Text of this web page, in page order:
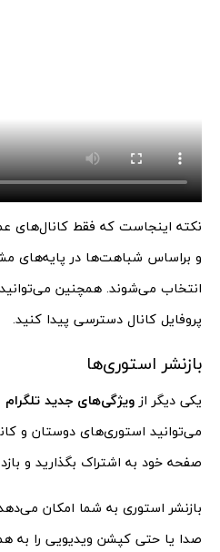
نکته اینجاست که فقط کانال‌های
و براساس شباهت‌ها در پایه‌های
انتخاب می‌شوند. همچنین
پروفایل کانال دسترسی پیدا کنید.
بازنشر استوری‌ها
یکی دیگر از ویژگی‌های جدید تلگرام
می‌توانید استوری‌های دوستان و
صفحه خود به اشتراک بگذارید و
بازنشر استوری به شما امکان
صدا یا حتی کپشن ویدیویی را به